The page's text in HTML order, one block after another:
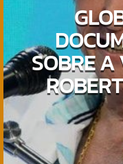
SOBRE A